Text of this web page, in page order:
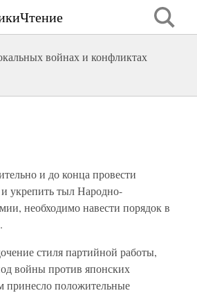
войнах и конфликтах
и до конца провести
укрепить тыл Народно-
необходимо навести порядок в
стиля партийной работы,
войны против японских
принесло положительные